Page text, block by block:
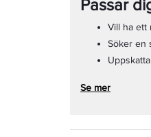
Passar
Vill ha ett
Söker en
Se mer